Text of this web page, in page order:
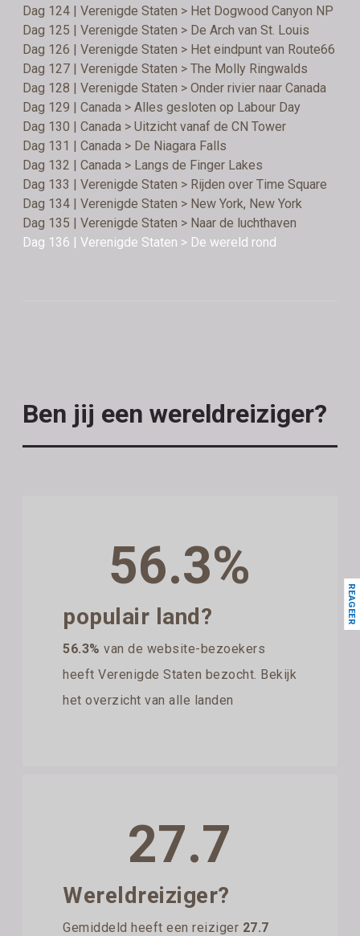
Dag 124 | Verenigde Staten > Het Dogwood Canyon NP
Dag 125 | Verenigde Staten > De Arch van St. Louis
Dag 126 | Verenigde Staten > Het eindpunt van Route66
Dag 127 | Verenigde Staten > The Molly Ringwalds
Dag 128 | Verenigde Staten > Onder rivier naar Canada
Dag 129 | Canada > Alles gesloten op Labour Day
Dag 130 | Canada > Uitzicht vanaf de CN Tower
Dag 131 | Canada > De Niagara Falls
Dag 132 | Canada > Langs de Finger Lakes
Dag 133 | Verenigde Staten > Rijden over Time Square
Dag 134 | Verenigde Staten > New York, New York
Dag 135 | Verenigde Staten > Naar de luchthaven
Dag 136 | Verenigde Staten > De wereld rond
Ben jij een wereldreiziger?
56.3%
populair land?
56.3% van de website-bezoekers
heeft Verenigde Staten bezocht. Bekijk
het overzicht van alle landen
27.7
Wereldreiziger?
Gemiddeld heeft een reiziger 27.7
REAGEER